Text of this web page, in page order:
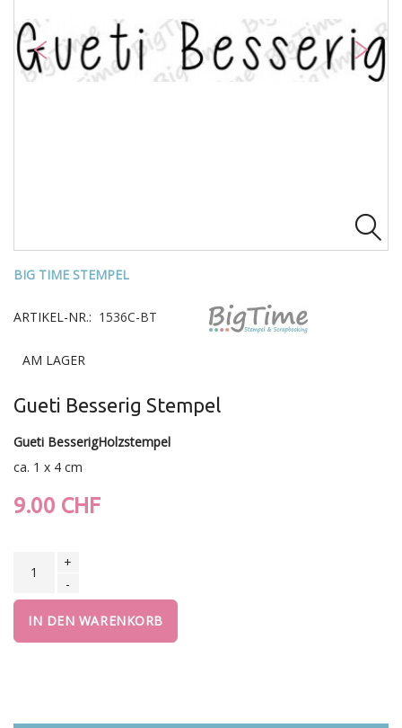

BIG TIME STEMPEL
ARTIKEL-NR.: 1536C-BT
AM LAGER
Gueti Besserig Stempel
Gueti BesserigHolzstempel
ca. 1 x 4 cm
9.00 CHF
+
-
IN DEN WARENKORB